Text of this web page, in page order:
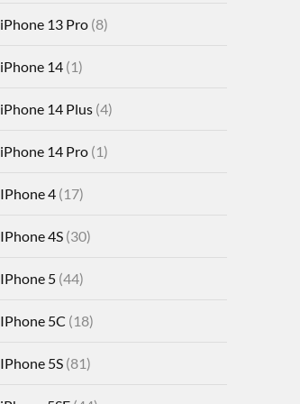
iPhone 13 Pro(8)
iPhone 14(1)
iPhone 14 Plus(4)
iPhone 14 Pro(1)
IPhone 4(17)
IPhone 4S(30)
IPhone 5(44)
IPhone 5C (18)
IPhone 5S(81)